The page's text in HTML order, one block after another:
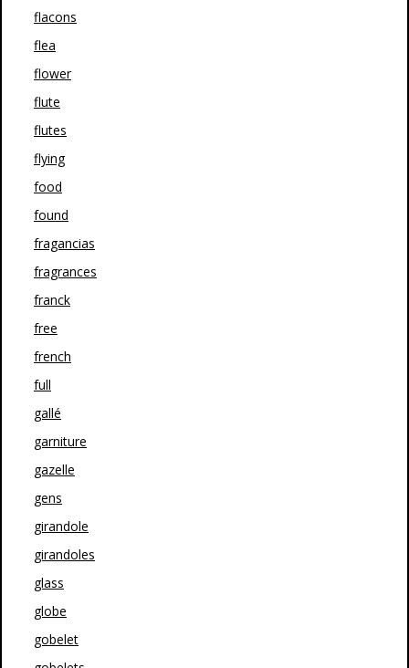
flacons
flea
flower
flute
flutes
flying
food
found
fragancias
fragrances
franck
free
french
full
gallé
garniture
gazelle
gens
girandole
girandoles
glass
globe
gobelet